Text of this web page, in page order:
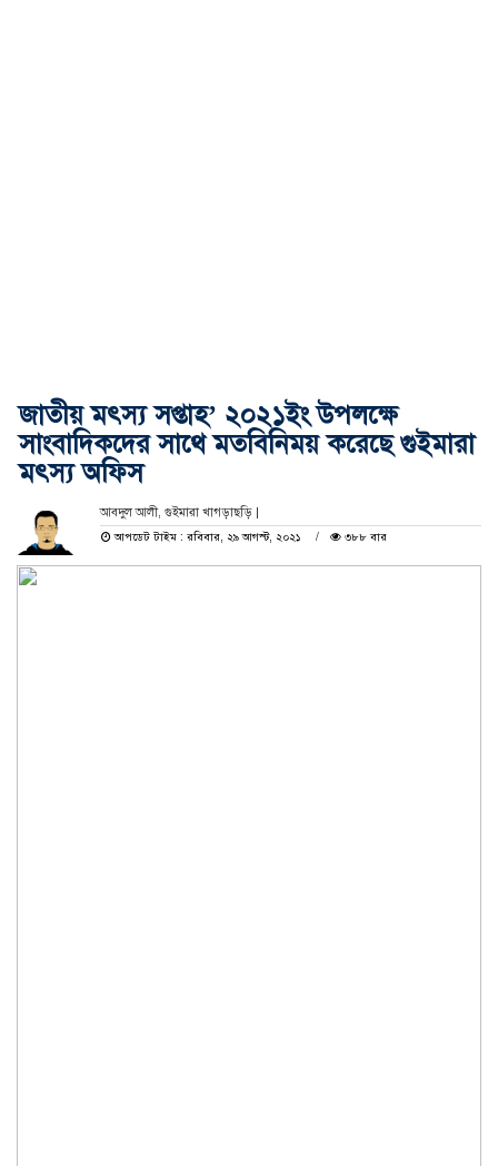
জাতীয় মৎস্য সপ্তাহ’ ২০২১ইং উপলক্ষে
সাংবাদিকদের সাথে মতবিনিময় করেছে গুইমারা
মৎস্য অফিস
আবদুল আলী, গুইমারা খাগড়াছড়ি |
আপডেট টাইম : রবিবার, ২৯ আগস্ট, ২০২১
৩৮৮ বার